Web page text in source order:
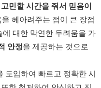
민할 시간을 줘서 믿음이
헤아려주는 점이 큰 장점
대한 막연한 두려움을 가
안정을 제공하는 것으로
도입하여 빠르고 정확한 시